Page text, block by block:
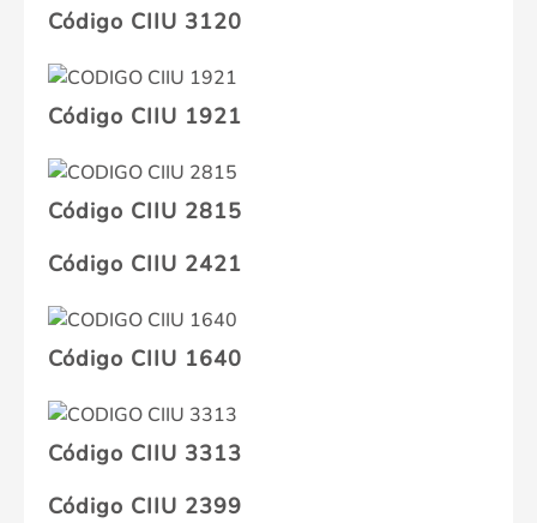
Código CIIU 3120
Código CIIU 1921
Código CIIU 2815
Código CIIU 2421
Código CIIU 1640
Código CIIU 3313
Código CIIU 2399